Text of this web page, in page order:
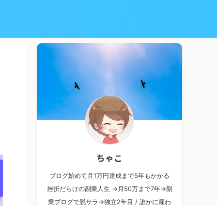
ちゃこ
ブログ始めて月1万円達成まで5年もかかる
挫折だらけの副業人生 →月50万まで7年→副
業ブログで脱サラ→独立2年目 / 誰かに雇わ